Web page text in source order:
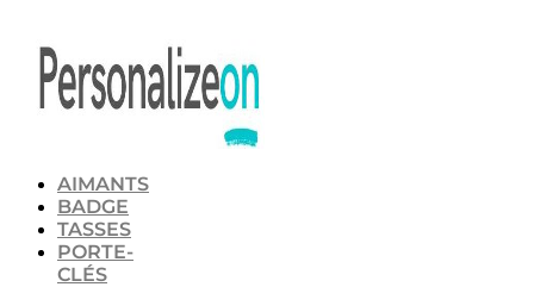
contenu
AIMANTS
BADGE
TASSES
PORTE-
CLÉS